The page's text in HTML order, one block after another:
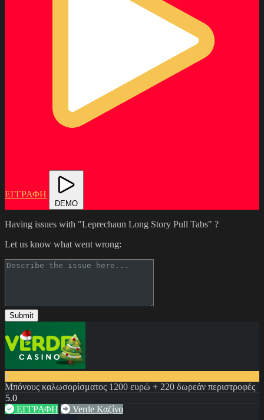
ΕΓΓΡΑΦΗ
DEMO
Having issues with "Leprechaun Long Story Pull Tabs" ?
Let us know what went wrong:
Submit
1
Μπόνους καλωσορίσματος 1200 ευρώ + 220 δωρεάν περιστροφές
5.0
ΕΓΓΡΑΦΗ
Verde Καζίνο